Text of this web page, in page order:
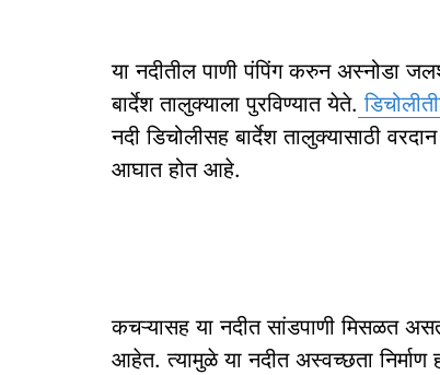
या नदीतील पाणी पंपिंग करुन अस्नोडा
बार्देश तालुक्याला पुरविण्यात येते.
नदी डिचोलीसह बार्देश तालुक्यासाठी
आघात होत आहे.
कचऱ्यासह या नदीत सांडपाणी मिसळत
आहेत. त्यामुळे या नदीत अस्वच्छता